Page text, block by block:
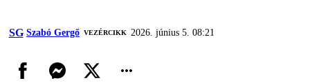
SG Szabó Gergő VEZÉRCIKK 2026. június 5. 08:21